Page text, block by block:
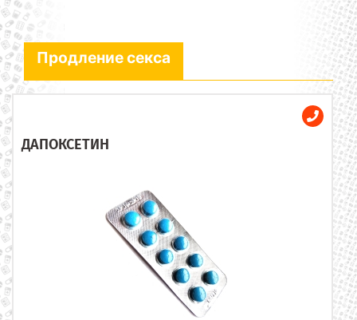
Продление секса
ДАПОКСЕТИН